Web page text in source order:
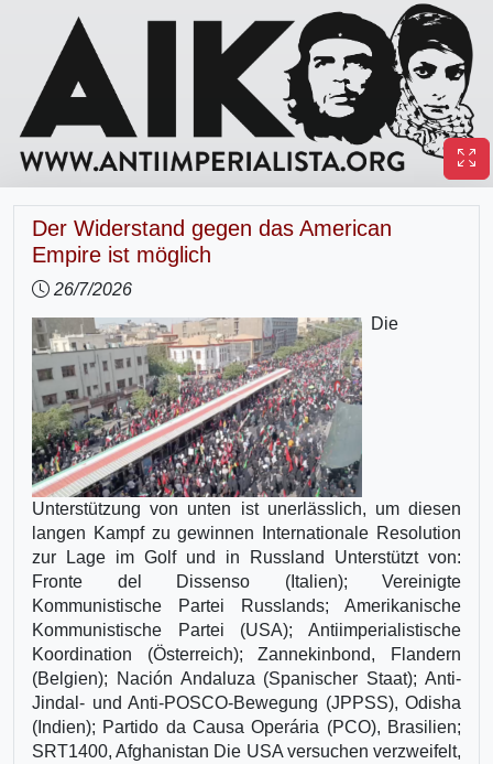
Der Widerstand gegen das American
Empire ist möglich
26/7/2026
Die
Unterstützung von unten ist unerlässlich, um diesen
langen Kampf zu gewinnen Internationale Resolution
zur Lage im Golf und in Russland Unterstützt von:
Fronte del Dissenso (Italien); Vereinigte
Kommunistische Partei Russlands; Amerikanische
Kommunistische Partei (USA); Antiimperialistische
Koordination (Österreich); Zannekinbond, Flandern
(Belgien); Nación Andaluza (Spanischer Staat); Anti-
Jindal- und Anti-POSCO-Bewegung (JPPSS), Odisha
(Indien); Partido da Causa Operária (PCO), Brasilien;
SRT1400, Afghanistan Die USA versuchen verzweifelt,